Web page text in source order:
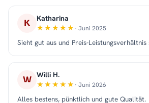
K Katharina
· Juni 2025
Sieht gut aus und Preis-
W Willi H.
· Juni 2026
Alles bestens, pünktlich und gute Qualität.